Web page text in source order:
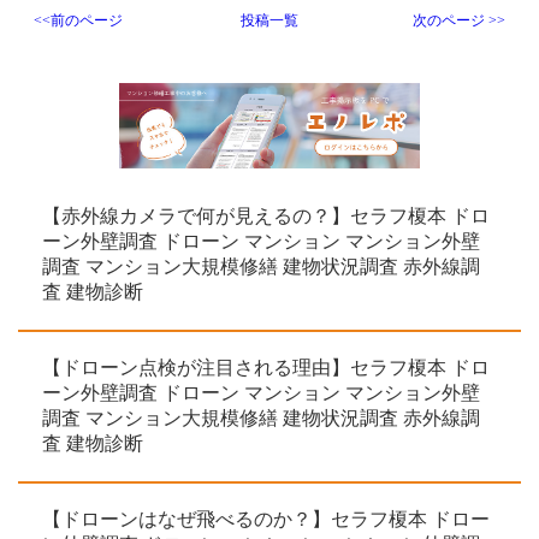
【赤外線カメラで何が見えるの？】セラフ榎本 ドロ
ーン外壁調査 ドローン マンション マンション外壁
調査 マンション大規模修繕 建物状況調査 赤外線調
査 建物診断
【ドローン点検が注目される理由】セラフ榎本 ドロ
ーン外壁調査 ドローン マンション マンション外壁
調査 マンション大規模修繕 建物状況調査 赤外線調
査 建物診断
【ドローンはなぜ飛べるのか？】セラフ榎本 ドロー
<<前のページ 投稿一覧 次のページ >>